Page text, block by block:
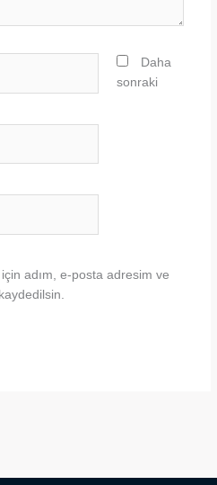
Daha
sonraki
adım, e-posta adresim ve